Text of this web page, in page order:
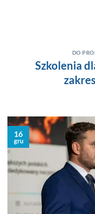
DO
Szkolenia
16
gru